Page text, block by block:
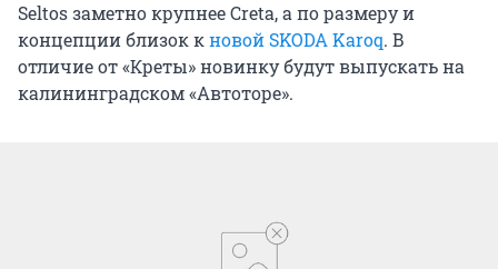
Seltos заметно крупнее Creta, а по размеру и
концепции близок кновой SKODA Karoq. В
отличие от «Креты» новинку будут выпускать на
калининградском «Автоторе».